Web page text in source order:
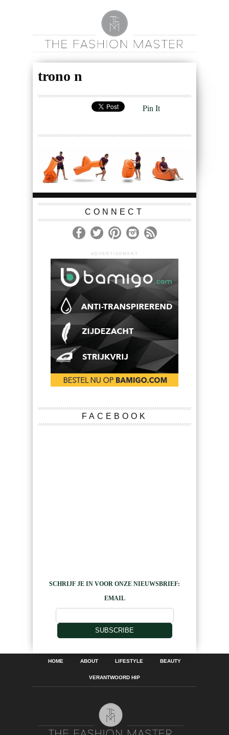
trono n
Pin It
CONNECT
ADVERTISEMENT
FACEBOOK
SCHRIJF JE IN VOOR ONZE NIEUWSBRIEF:
EMAIL
SUBSCRIBE
HOME ABOUT LIFESTYLE BEAUTY
VERANTWOORD HIP